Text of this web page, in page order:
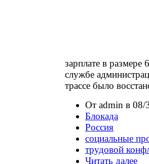
зарплате в
службе
трассе было
От admin в 08/
Блокада
Россия
социальные
трудовой
Читать далее